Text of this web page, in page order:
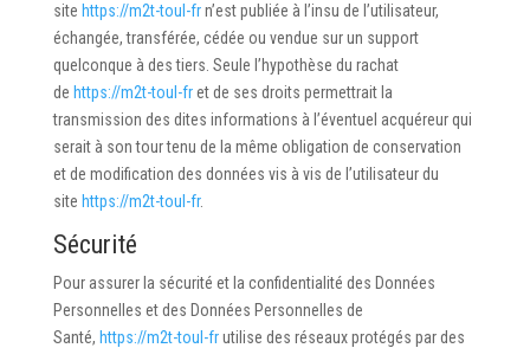
site https://m2t-toul-fr n’est publiée à l’insu de l’utilisateur,
échangée, transférée, cédée ou vendue sur un support
quelconque à des tiers. Seule l’hypothèse du rachat
de https://m2t-toul-fr et de ses droits permettrait la
transmission des dites informations à l’éventuel acquéreur qui
serait à son tour tenu de la même obligation de conservation
et de modification des données vis à vis de l’utilisateur du
site https://m2t-toul-fr.
Sécurité
Pour assurer la sécurité et la confidentialité des Données
Personnelles et des Données Personnelles de
Santé, https://m2t-toul-fr utilise des réseaux protégés par des